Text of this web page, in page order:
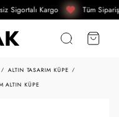
Sigortalı Kargo Tüm
ALTIN TASARIM KÜPE
ALTIN KÜPE